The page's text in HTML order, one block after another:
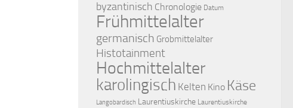
byzantinisch Chronologie Datum
Frühmittelalter
germanisch Grobmittelalter
Histotainment
Hochmittelalter
karolingisch Kelten Kino Käse
Langobardisch Laurentiuskirche Laurentiuskirche